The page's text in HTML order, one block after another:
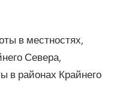
в местностях,
Севера,
в районах Крайнего